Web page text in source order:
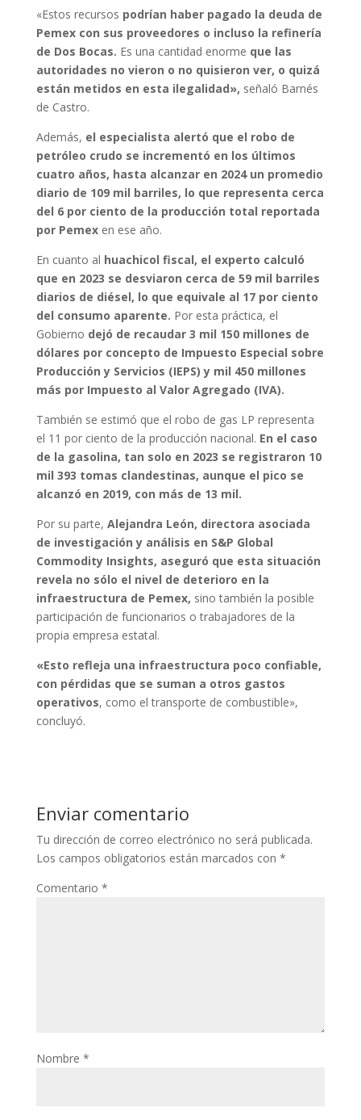
«Estos recursos podrían haber pagado la deuda de
Pemex con sus proveedores o incluso la refinería
de Dos Bocas. Es una cantidad enorme que las
autoridades no vieron o no quisieron ver, o quizá
están metidos en esta ilegalidad», señaló Barnés
de Castro.
Además, el especialista alertó que el robo de
petróleo crudo se incrementó en los últimos
cuatro años, hasta alcanzar en 2024 un promedio
diario de 109 mil barriles, lo que representa cerca
del 6 por ciento de la producción total reportada
por Pemexen ese año.
En cuanto al huachicol fiscal, el experto calculó
que en 2023 se desviaron cerca de 59 mil barriles
diarios de diésel, lo que equivale al 17 por ciento
del consumo aparente. Por esta práctica, el
Gobierno dejó de recaudar 3 mil 150 millones de
dólares por concepto de Impuesto Especial sobre
Producción y Servicios (IEPS) y mil 450 millones
más por Impuesto al Valor Agregado (IVA).
También se estimó que el robo de gas LP representa
el 11 por ciento de la producción nacional. En el caso
de la gasolina, tan solo en 2023 se registraron 10
mil 393 tomas clandestinas, aunque el pico se
alcanzó en 2019, con más de 13 mil.
Por su parte, Alejandra León, directora asociada
de investigación y análisis en S&P Global
Commodity Insights, aseguró que esta situación
revela no sólo el nivel de deterioro en la
infraestructura de Pemex, sino también la posible
participación de funcionarios o trabajadores de la
propia empresa estatal.
«Esto refleja una infraestructura poco confiable,
con pérdidas que se suman a otros gastos
operativos, como el transporte de combustible»,
concluyó.
Enviar comentario
Tu dirección de correo electrónico no será publicada.
Los campos obligatorios están marcados con *
Comentario *
Nombre *